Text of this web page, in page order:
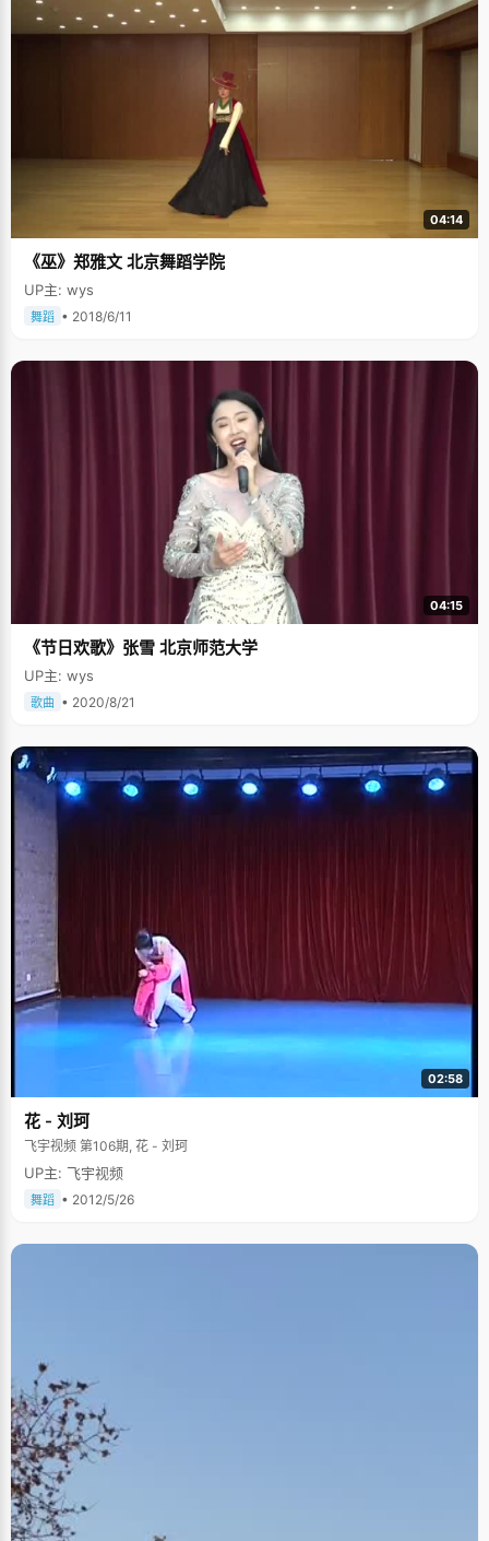
04:14
《巫》郑雅文 北京舞蹈学院
UP主: wys
舞蹈 • 2018/6/11
04:15
《节日欢歌》张雪 北京师范大学
UP主: wys
歌曲 • 2020/8/21
02:58
花 - 刘珂
飞宇视频 第106期, 花 - 刘珂
UP主: 飞宇视频
舞蹈 • 2012/5/26